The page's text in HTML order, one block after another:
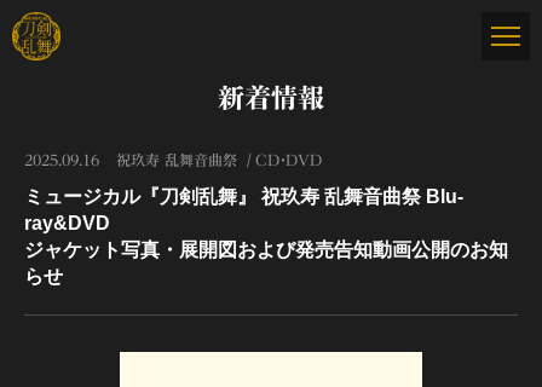
新着情報
2025.09.16 祝玖寿 乱舞音曲祭 CD・DVD
ミュージカル『刀剣乱舞』 祝玖寿 乱舞音曲祭 Blu-
ray&DVD
ジャケット写真・展開図および発売告知動画公開のお知
らせ